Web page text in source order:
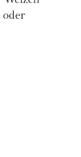
oder